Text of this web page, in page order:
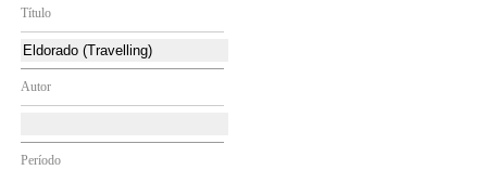
Título
Autor
Período